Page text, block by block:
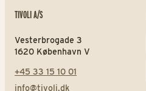
TIVOLI A/S
Vesterbrogade 3
1620 København V
+45 33 15 10 01
info@tivoli.dk